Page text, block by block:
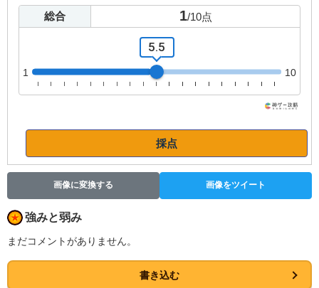
総合 1/10点
1
5.5
10
採点
画像に変換する 画像をツイート
強みと弱み
まだコメントがありません。
書き込む